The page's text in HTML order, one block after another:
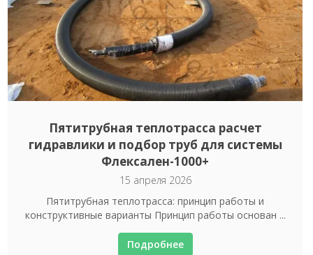
Пятитрубная теплотрасса расчет
гидравлики и подбор труб для системы
Флексален-1000+
15 апреля 2026
Пятитрубная теплотрасса: принцип работы и
конструктивные варианты Принцип работы основан ...
Подробнее